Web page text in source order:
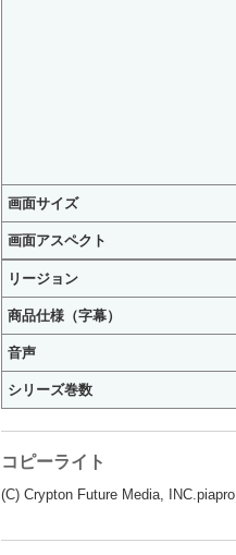
画面サイズ
画面アスペクト
リージョン
商品仕様（字幕）
音声
シリーズ巻数
コピーライト
(C) Crypton Future Media, INC.piapro